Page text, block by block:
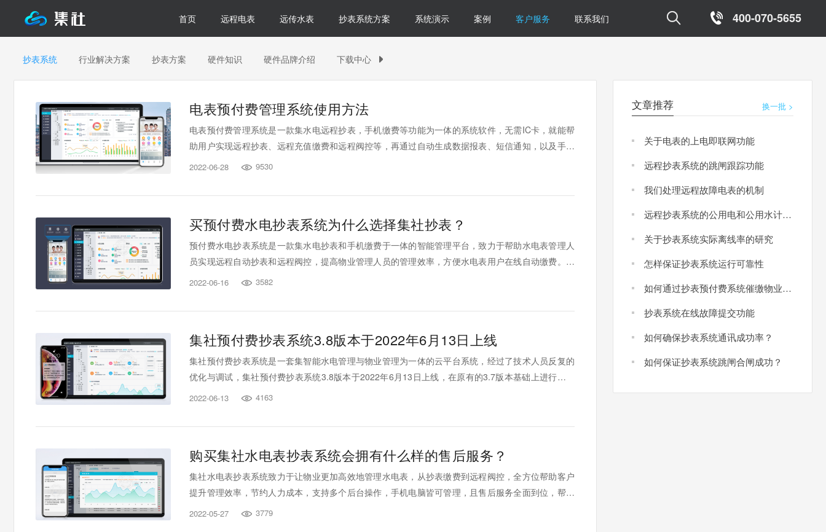
 400-070-5655
首页 远程电表 远传水表 抄表系统方案 系统演示 案例 客户服务 联系我们
抄表系统 行业解决方案 抄表方案 硬件知识 硬件品牌介绍 下载中心 
电表预付费管理系统使用方法
电表预付费管理系统是一款集水电远程抄表，手机缴费等功能为一体的系统软件，无需IC卡，就能帮
助用户实现远程抄表、远程充值缴费和远程阀控等，再通过自动生成数据报表、短信通知，以及手机
网站等多用户端操作形式，轻松帮助物业人员解决抄表难、收费难、管理难等问题，大大地提高了电
2022-06-28  9530
买预付费水电抄表系统为什么选择集社抄表？
预付费水电抄表系统是一款集水电抄表和手机缴费于一体的智能管理平台，致力于帮助水电表管理人
员实现远程自动抄表和远程阀控，提高物业管理人员的管理效率，方便水电表用户在线自动缴费。目
前，市场上提供预付费水电抄表系统的商家很多，产品和质量各有不同，那买预付费水电抄表系统为
2022-06-16  3582
集社预付费抄表系统3.8版本于2022年6月13日上线
集社预付费抄表系统是一套集智能水电管理与物业管理为一体的云平台系统，经过了技术人员反复的
优化与调试，集社预付费抄表系统3.8版本于2022年6月13日上线，在原有的3.7版本基础上进行了全
面的更新迭代，让系统功能更为丰富齐全，操作更加便捷智能，本文就带大家具体了解一下3.8版本的
2022-06-13  4163
购买集社水电表抄表系统会拥有什么样的售后服务？
集社水电表抄表系统致力于让物业更加高效地管理水电表，从抄表缴费到远程阀控，全方位帮助客户
提升管理效率，节约人力成本，支持多个后台操作，手机电脑皆可管理，且售后服务全面到位，帮助
用户消除后顾之忧，那购买集社水电表抄表系统会拥有什么样的售后服务？
2022-05-27  3779
文章推荐 换一批 >
关于电表的上电即联网功能
远程抄表系统的跳闸跟踪功能
我们处理远程故障电表的机制
远程抄表系统的公用电和公用水计量功能
关于抄表系统实际离线率的研究
怎样保证抄表系统运行可靠性
如何通过抄表预付费系统催缴物业费？
抄表系统在线故障提交功能
如何确保抄表系统通讯成功率？
如何保证抄表系统跳闸合闸成功？